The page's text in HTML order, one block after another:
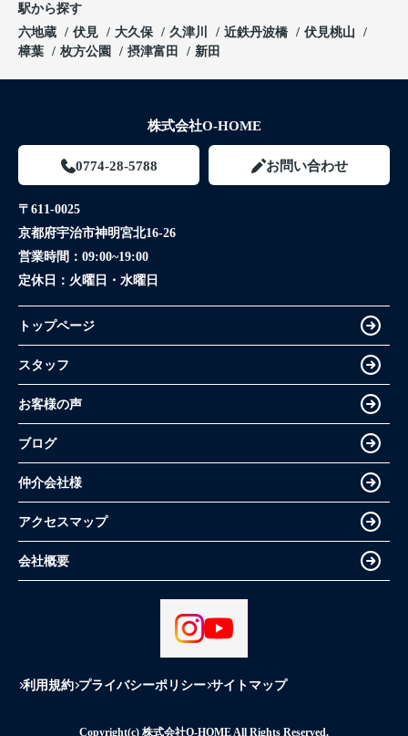
駅から探す
六地蔵
伏見 大久保 久津川 近鉄丹波橋
伏見桃山
樟葉
枚方公園 摂津富田 新田
株式会社O-HOME
0774-28-5788 お問い合わせ
〒611-0025
京都府宇治市神明宮北16-26
営業時間： 09:00~19:00
定休日： 火曜日・水曜日
トップページ
スタッフ
お客様の声
ブログ
仲介会社様
アクセスマップ
会社概要
利用規約 プライバシーポリシー サイトマップ
Copyright(c) 株式会社O-HOME All Rights Reserved.